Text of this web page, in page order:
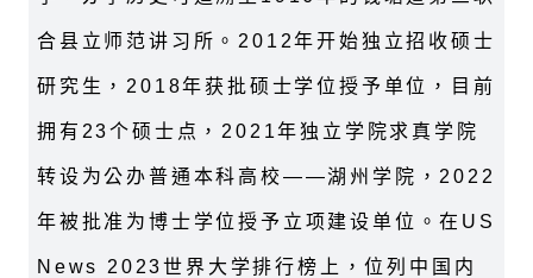
合县立师范讲习所。2012年开始独立招收硕士
研究生，2018年获批硕士学位授予单位，目前
拥有23个硕士点，2021年独立学院求真学院
转设为公办普通本科高校——湖州学院，2022
年被批准为博士学位授予立项建设单位。在US
News 2023世界大学排行榜上，位列中国内